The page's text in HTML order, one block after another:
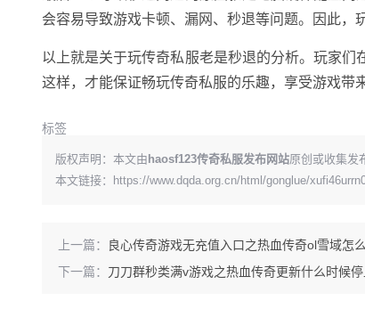
会容易导致游戏卡顿、漏网、秒退等问题。因此，
以上就是关于玩传奇私服老是秒退的分析。玩家
这样，才能保证畅玩传奇私服的乐趣，享受游戏带
标签
版权声明：本文由 haosf123传奇私服发布网站原创或收集发
本文链接：
https://www.dqda.org.cn/html/gonglue/
上一篇：
良心传奇游戏无充值入口之热血传奇ol雪域怎
下一篇： 刀刀群秒类满v游戏之热血传奇更新什么时候停